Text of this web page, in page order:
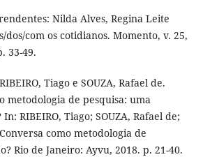
Nilda Alves, Regina Leite
dos/com os cotidianos. Momento, v. 25,
33-49.
Tiago e SOUZA, Rafael de.
metodologia de pesquisa: uma
RIBEIRO, Tiago; SOUZA, Rafael de;
como metodologia de
Rio de Janeiro: Ayvu, 2018. p. 21-40.